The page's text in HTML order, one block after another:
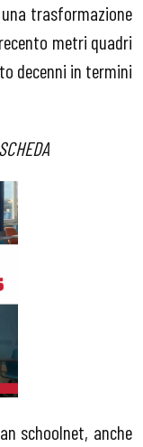
trasformazione
metri quadri
decenni in termini
schoolnet, anche